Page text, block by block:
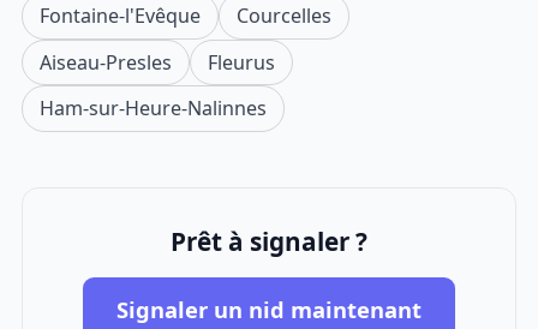
Fontaine-l'Evêque
Courcelles
Aiseau-Presles
Fleurus
Ham-sur-Heure-Nalinnes
Prêt à signaler ?
Signaler un nid maintenant